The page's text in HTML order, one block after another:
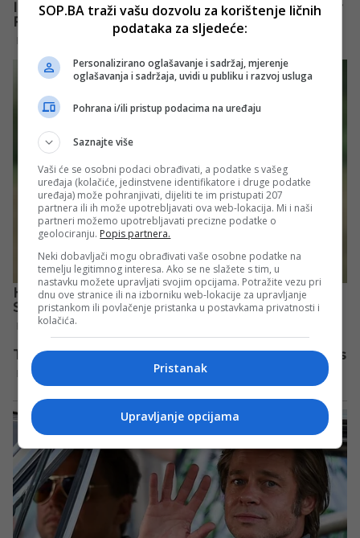
SOP.BA traži vašu dozvolu za korištenje ličnih
podataka za sljedeće:
Personalizirano oglašavanje i sadržaj, mjerenje
oglašavanja i sadržaja, uvidi u publiku i razvoj usluga
Pohrana i/ili pristup podacima na uređaju
Saznajte više
Vaši će se osobni podaci obrađivati, a podatke s vašeg
uređaja (kolačiće, jedinstvene identifikatore i druge podatke
uređaja) može pohranjivati, dijeliti te im pristupati 207
partnera ili ih može upotrebljavati ova web-lokacija. Mi i naši
partneri možemo upotrebljavati precizne podatke o
geolociranju. Popis partnera.
Neki dobavljači mogu obrađivati vaše osobne podatke na
temelju legitimnog interesa. Ako se ne slažete s tim, u
nastavku možete upravljati svojim opcijama. Potražite vezu pri
dnu ove stranice ili na izborniku web-lokacije za upravljanje
pristankom ili povlačenje pristanka u postavkama privatnosti i
kolačića.
Pristanak
Upravljanje opcijama